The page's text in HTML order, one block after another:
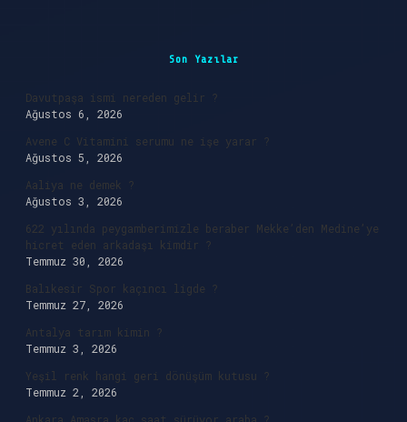
Son Yazılar
Davutpaşa ismi nereden gelir ?
Ağustos 6, 2026
Avene C Vitamini serumu ne işe yarar ?
Ağustos 5, 2026
Aaliya ne demek ?
Ağustos 3, 2026
622 yılında peygamberimizle beraber Mekke’den Medine’ye
hicret eden arkadaşı kimdir ?
Temmuz 30, 2026
Balıkesir Spor kaçıncı ligde ?
Temmuz 27, 2026
Antalya tarım kimin ?
Temmuz 3, 2026
Yeşil renk hangi geri dönüşüm kutusu ?
Temmuz 2, 2026